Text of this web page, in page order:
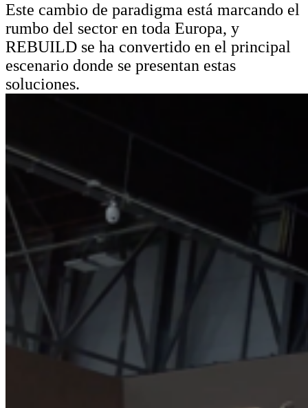
Este cambio de paradigma está marcando el
rumbo del sector en toda Europa, y
REBUILD se ha convertido en el principal
escenario donde se presentan estas
soluciones.